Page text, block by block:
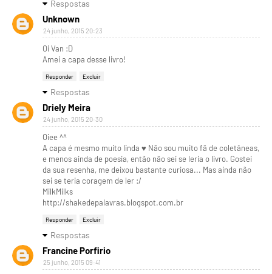
Respostas
Unknown
24 junho, 2015 20:23
Oi Van :D
Amei a capa desse livro!
Responder Excluir
Respostas
Driely Meira
24 junho, 2015 20:30
Oiee ^^
A capa é mesmo muito linda ♥ Não sou muito fã de coletâneas,
e menos ainda de poesia, então não sei se leria o livro. Gostei
da sua resenha, me deixou bastante curiosa... Mas ainda não
sei se teria coragem de ler :/
MilkMilks
http://shakedepalavras.blogspot.com.br
Responder Excluir
Respostas
Francine Porfirio
25 junho, 2015 09:41